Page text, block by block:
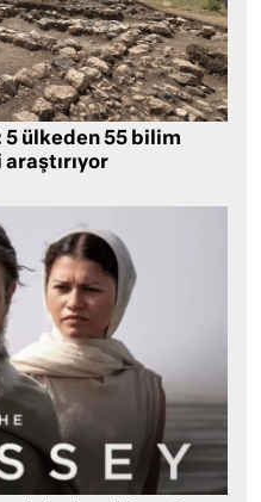
ülkeden 55 bilim
araştırıyor